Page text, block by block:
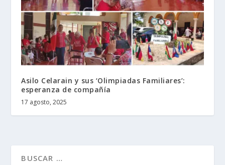
Asilo Celarain y sus ‘Olimpiadas Familiares’:
esperanza de compañía
17 agosto, 2025